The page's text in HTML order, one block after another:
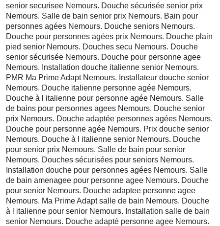
senior securisee Nemours. Douche sécurisée senior prix
Nemours. Salle de bain senior prix Nemours. Bain pour
personnes agées Nemours. Douche seniors Nemours.
Douche pour personnes agées prix Nemours. Douche plain
pied senior Nemours. Douches secu Nemours. Douche
senior sécurisée Nemours. Douche pour personne agee
Nemours. Installation douche italienne senior Nemours.
PMR Ma Prime Adapt Nemours. Installateur douche senior
Nemours. Douche italienne personne agée Nemours.
Douche à l italienne pour personne agée Nemours. Salle
de bains pour personnes agees Nemours. Douche senior
prix Nemours. Douche adaptée personnes agées Nemours.
Douche pour personne agée Nemours. Prix douche senior
Nemours. Douche à l italienne senior Nemours. Douche
pour senior prix Nemours. Salle de bain pour senior
Nemours. Douches sécurisées pour seniors Nemours.
Installation douche pour personnes agées Nemours. Salle
de bain amenagee pour personne agee Nemours. Douche
pour senior Nemours. Douche adaptee personne agee
Nemours. Ma Prime Adapt salle de bain Nemours. Douche
à l italienne pour senior Nemours. Installation salle de bain
senior Nemours. Douche adapté personne agee Nemours.